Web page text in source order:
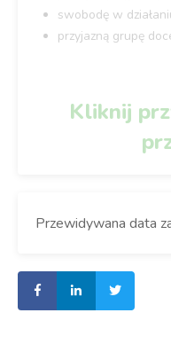
swobodę w
przyjazną grupę
Kliknij
Przewidywana data